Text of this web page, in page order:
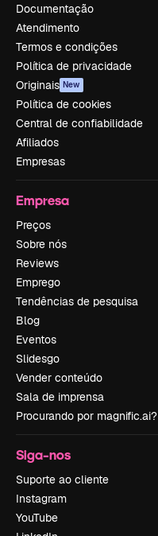
Documentação
Atendimento
Termos e condições
Política de privacidade
Originais New
Política de cookies
Central de confiabilidade
Afiliados
Empresas
Empresa
Preços
Sobre nós
Reviews
Emprego
Tendências de pesquisa
Blog
Eventos
Slidesgo
Vender conteúdo
Sala de imprensa
Procurando por magnific.ai?
Siga-nos
Suporte ao cliente
Instagram
YouTube